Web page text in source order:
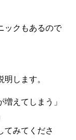
ックもあるので
します。
増えてしまう」
てみてくださ